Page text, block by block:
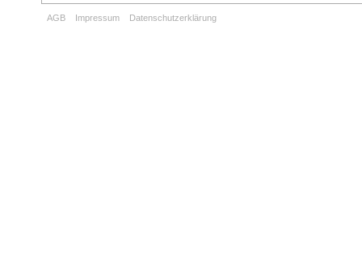
AGB Impressum Datenschutzerklärung